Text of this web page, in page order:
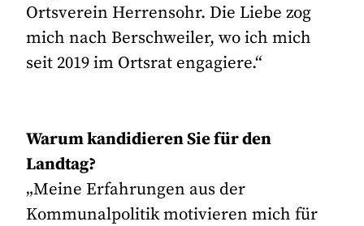
Ortsverein Herrensohr. Die Liebe zog
mich nach Berschweiler, wo ich mich
seit 2019 im Ortsrat engagiere.“
Warum kandidieren Sie für den
Landtag?
„Meine Erfahrungen aus der
Kommunalpolitik motivieren mich für